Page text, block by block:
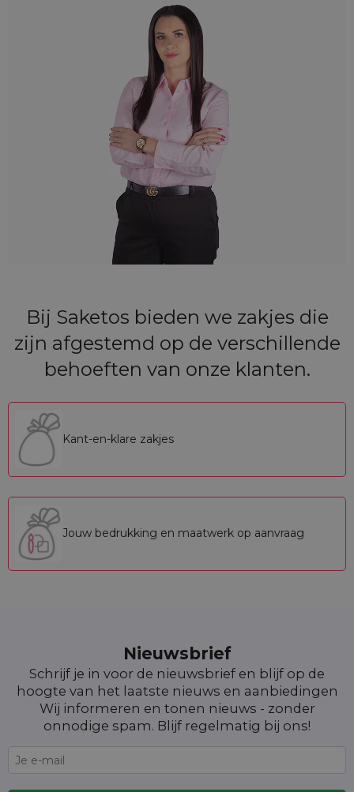
Bij Saketos bieden we zakjes die
zijn afgestemd op de verschillende
behoeften van onze klanten.
Kant-en-klare zakjes
Jouw bedrukking en maatwerk op aanvraag
Nieuwsbrief
Schrijf je in voor de nieuwsbrief en blijf op de
hoogte van het laatste nieuws en aanbiedingen
Wij informeren en tonen nieuws - zonder
onnodige spam. Blijf regelmatig bij ons!